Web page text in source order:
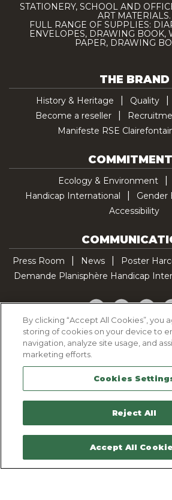
STATIONERY, SCHOOL AND
ART MATERIALS.
FULL RANGE OF SUPPLIES:
ENVELOPES, DRAWING BOOK,
PAPER, DRAWING
THE BRAND
History & Heritage Quality
Become a reseller
Manifeste RSE
Ecology & Environment
Handicap International
Gender
Accessibility
Press Room News
Poster
Demande Planisphère Handicap
Facebook
Twitter
Cookie Policy
Legal Notice
Sitemap
Contactez-nous
By clicking “Accept All Cookies”, you
storing of cookies on your device to
navigation, analyze site usage, and
marketing efforts.
Cookies
Reject All
Accept All